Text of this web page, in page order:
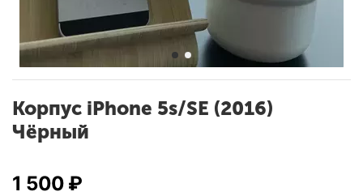
Корпус iPhone 5s/SE (2016)
Чёрный
1 500 ₽